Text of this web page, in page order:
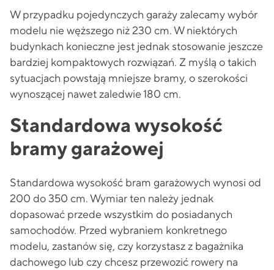
W przypadku pojedynczych garaży zalecamy wybór
modelu nie węższego niż 230 cm. W niektórych
budynkach konieczne jest jednak stosowanie jeszcze
bardziej kompaktowych rozwiązań. Z myślą o takich
sytuacjach powstają mniejsze bramy, o szerokości
wynoszącej nawet zaledwie 180 cm.
Standardowa wysokość
bramy garażowej
Standardowa wysokość bram garażowych wynosi od
200 do 350 cm. Wymiar ten należy jednak
dopasować przede wszystkim do posiadanych
samochodów. Przed wybraniem konkretnego
modelu, zastanów się, czy korzystasz z bagażnika
dachowego lub czy chcesz przewozić rowery na